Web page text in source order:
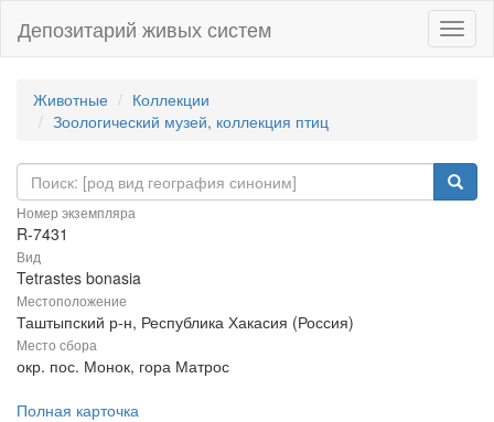
Депозитарий живых систем
Животные
Коллекции
Зоологический музей, коллекция птиц
Номер экземпляра
R-7431
Вид
Tetrastes bonasia
Местоположение
Таштыпский р-н, Республика Хакасия (Россия)
Место сбора
окр. пос. Монок, гора Матрос
Полная карточка